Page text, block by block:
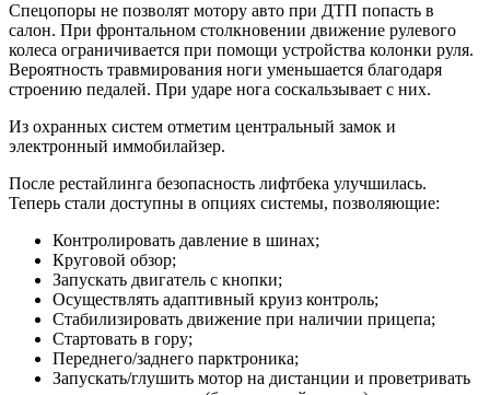
Спецопоры не позволят мотору авто при ДТП попасть в
салон. При фронтальном столкновении движение рулевого
колеса ограничивается при помощи устройства колонки руля.
Вероятность травмирования ноги уменьшается благодаря
строению педалей. При ударе нога соскальзывает с них.
Из охранных систем отметим центральный замок и
электронный иммобилайзер.
После рестайлинга безопасность лифтбека улучшилась.
Теперь стали доступны в опциях системы, позволяющие:
Контролировать давление в шинах;
Круговой обзор;
Запускать двигатель с кнопки;
Осуществлять адаптивный круиз контроль;
Стабилизировать движение при наличии прицепа;
Стартовать в гору;
Переднего/заднего парктроника;
Запускать/глушить мотор на дистанции и проветривать